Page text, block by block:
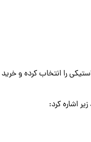
را انتخاب کرده و
اشاره کرد: